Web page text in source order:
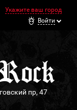
Укажите ваш город
Войти
пр, 47